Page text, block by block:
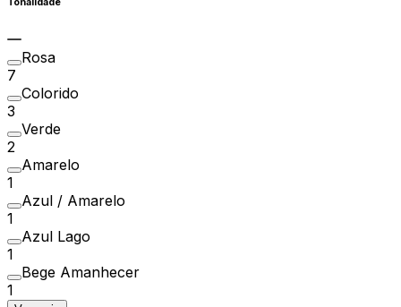
Rosa
7
Colorido
3
Verde
2
Amarelo
1
Azul / Amarelo
1
Azul Lago
1
Bege Amanhecer
1